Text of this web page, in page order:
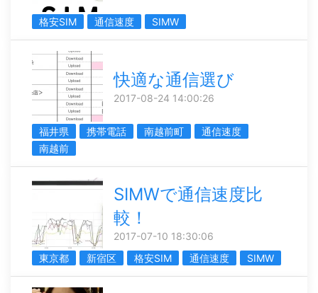
格安SIM 通信速度 SIMW
快適な通信選び
2017-08-24 14:00:26
福井県 携帯電話 南越前町
通信速度
南越前
SIMWで通信速度比
較！
2017-07-10 18:30:06
東京都
新宿区 格安SIM 通信速度 SIMW